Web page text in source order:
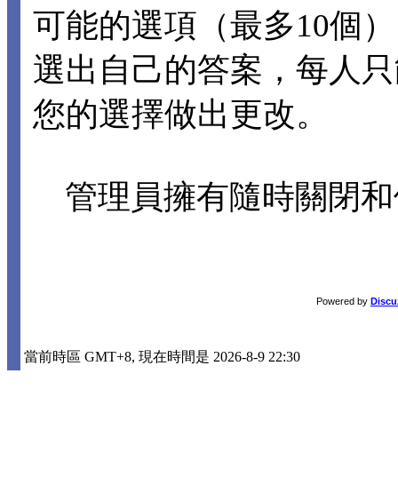
可能的選項（最多10個
選出自己的答案，每人
您的選擇做出更改。
管理員擁有隨時關閉
Powered by
當前時區 GMT+8, 現在時間是 2026-8-9 22:30